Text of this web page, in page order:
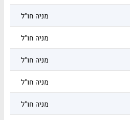
מניה חו"ל
מניה חו"ל
מניה חו"ל
מניה חו"ל
מניה חו"ל